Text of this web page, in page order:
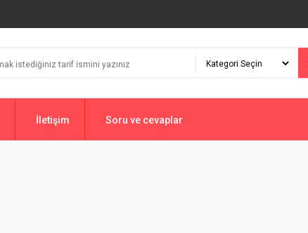
İletişim Soru ve cevaplar